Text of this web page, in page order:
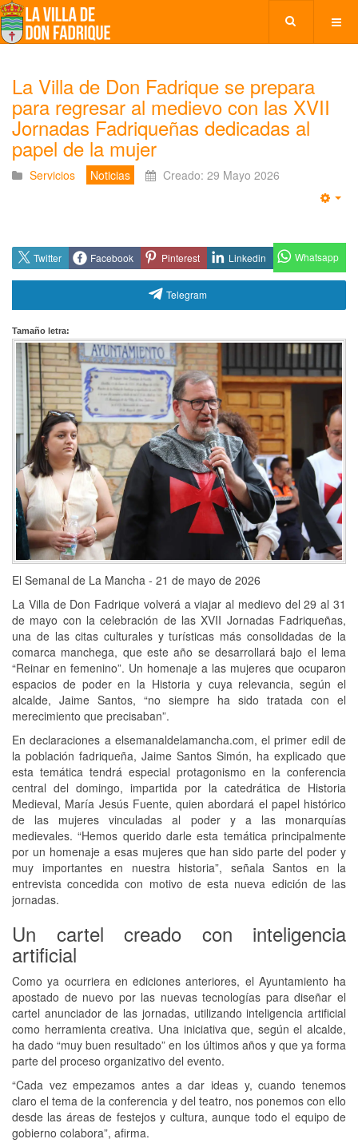
La Villa de Don Fadrique se prepara
para regresar al medievo con las XVII
Jornadas Fadriqueñas dedicadas al
papel de la mujer
Servicios Noticias Creado: 29 Mayo 2026
Twitter Facebook Pinterest Linkedin Whatsapp
Telegram
Tamaño letra:
El Semanal de La Mancha - 21 de mayo de 2026
La Villa de Don Fadrique volverá a viajar al medievo del 29 al 31
de mayo con la celebración de las XVII Jornadas Fadriqueñas,
una de las citas culturales y turísticas más consolidadas de la
comarca manchega, que este año se desarrollará bajo el lema
“Reinar en femenino”. Un homenaje a las mujeres que ocuparon
espacios de poder en la Historia y cuya relevancia, según el
alcalde, Jaime Santos, “no siempre ha sido tratada con el
merecimiento que precisaban”.
En declaraciones a elsemanaldelamancha.com, el primer edil de
la población fadriqueña, Jaime Santos Simón, ha explicado que
esta temática tendrá especial protagonismo en la conferencia
central del domingo, impartida por la catedrática de Historia
Medieval, María Jesús Fuente, quien abordará el papel histórico
de las mujeres vinculadas al poder y a las monarquías
medievales. “Hemos querido darle esta temática principalmente
por un homenaje a esas mujeres que han sido parte del poder y
muy importantes en nuestra historia”, señala Santos en la
entrevista concedida con motivo de esta nueva edición de las
jornadas.
Un cartel creado con inteligencia
artificial
Como ya ocurriera en ediciones anteriores, el Ayuntamiento ha
apostado de nuevo por las nuevas tecnologías para diseñar el
cartel anunciador de las jornadas, utilizando inteligencia artificial
como herramienta creativa. Una iniciativa que, según el alcalde,
ha dado “muy buen resultado” en los últimos años y que ya forma
parte del proceso organizativo del evento.
“Cada vez empezamos antes a dar ideas y, cuando tenemos
claro el tema de la conferencia y del teatro, nos ponemos con ello
desde las áreas de festejos y cultura, aunque todo el equipo de
gobierno colabora”, afirma.